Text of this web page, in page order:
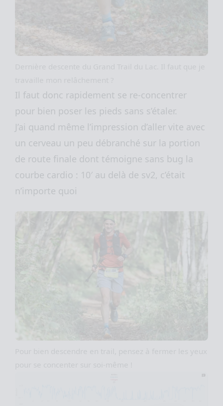
Il faut donc rapidement se re-concentrer
pour bien poser les pieds sans s’étaler.
J’ai quand même l’impression d’aller vite avec
un cerveau un peu débranché sur la portion
de route finale dont témoigne sans bug la
courbe cardio : 10′ au delà de sv2, c’était
n’importe quoi